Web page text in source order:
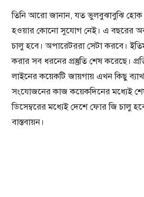
তিনি আরো জানান, যত ভুলবুঝাবুঝি হোক
হওয়ার কোনো সুযোগ নেই। এ বছরের
চালু হবে। অপারেটররা সেটা করবে।
করার সব ধরনের প্রস্তুতি শেষ করেছে।
লাইনের কয়েকটি জায়গায় এখন কিছু
সংযোজনের কাজ কয়েকদিনের মধ্যেই
ডিসেম্বরের মধ্যেই দেশে ফোর জি চালু
বাস্তবায়ন।